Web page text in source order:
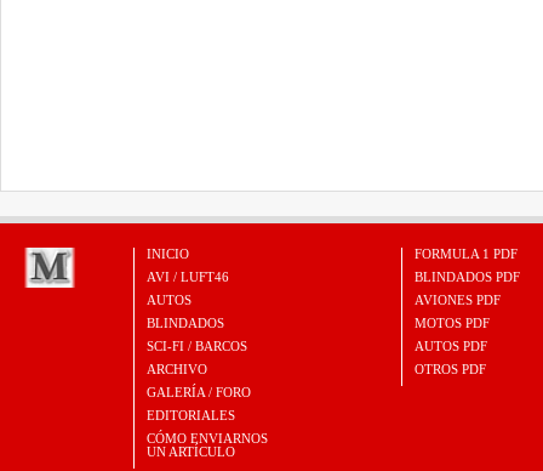
INICIO
AVI / LUFT46
AUTOS
BLINDADOS
SCI-FI / BARCOS
ARCHIVO
GALERÍA / FORO
EDITORIALES
CÓMO ENVIARNOS
UN ARTÍCULO
FORMULA 1 PDF
BLINDADOS PDF
AVIONES PDF
MOTOS PDF
AUTOS PDF
OTROS PDF